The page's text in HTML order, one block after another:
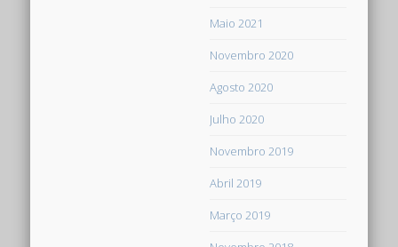
Maio 2021
Novembro 2020
Agosto 2020
Julho 2020
Novembro 2019
Abril 2019
Março 2019